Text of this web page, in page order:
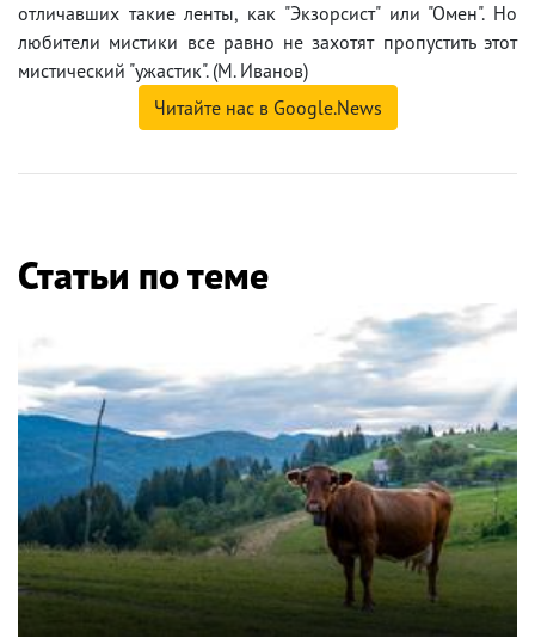
отличавших такие ленты, как "Экзорсист" или "Омен". Но
любители мистики все равно не захотят пропустить этот
мистический "ужастик". (М. Иванов)
Читайте нас в Google.News
Статьи по теме